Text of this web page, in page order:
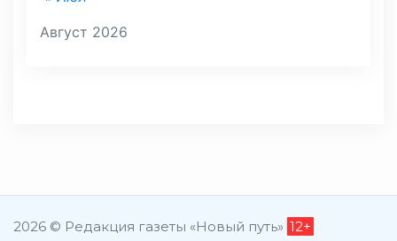
Август 2026
2026 © Редакция газеты «Новый путь» 12+